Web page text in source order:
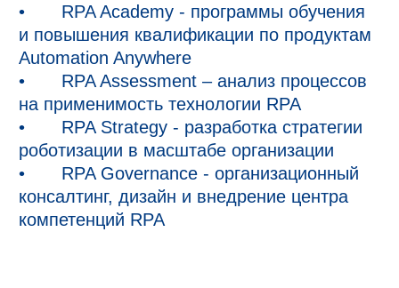
•	RPA Academy - программы обучения
и повышения квалификации по продуктам
Automation Anywhere
•	RPA Assessment – анализ процессов
на применимость технологии RPA
•	RPA Strategy - разработка стратегии
роботизации в масштабе организации
•	RPA Governance - организационный
консалтинг, дизайн и внедрение центра
компетенций RPA